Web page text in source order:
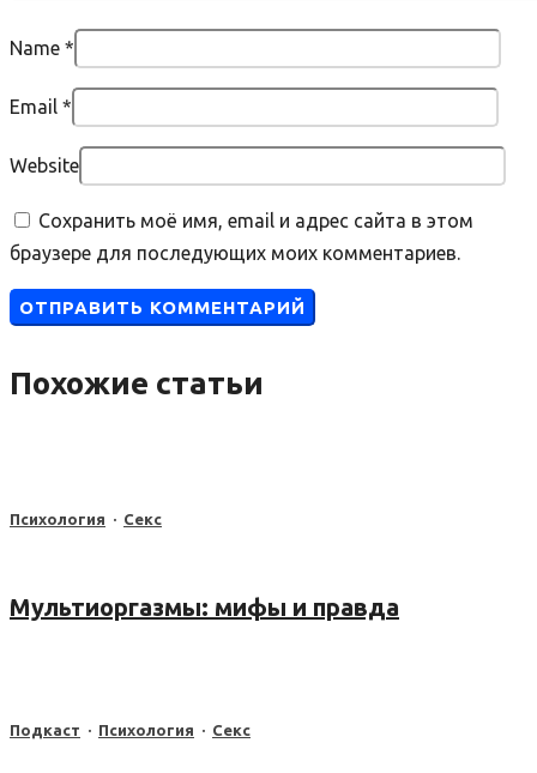
Name *
Email *
Website
Сохранить моё имя, email и адрес сайта в этом
браузере для последующих моих комментариев.
Похожие статьи
Психология · Секс
Мультиоргазмы: мифы и правда
Подкаст · Психология · Секс